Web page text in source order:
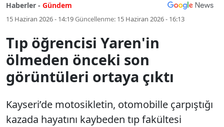
Haberler - Gündem
15 Haziran 2026 - 14:19Güncellenme: 15 Haziran 2026 - 16:13
Tıp öğrencisi Yaren'in
ölmeden önceki son
görüntüleri ortaya çıktı
Kayseri’de motosikletin, otomobille çarpıştığı
kazada hayatını kaybeden tıp fakültesi